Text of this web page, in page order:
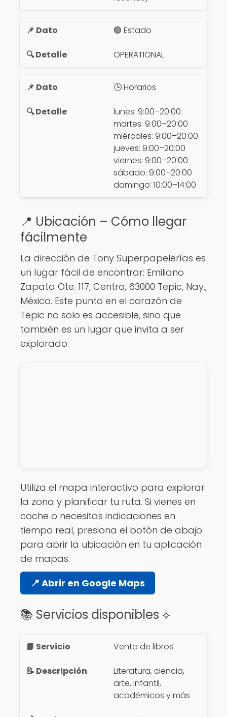
🟢 Estado
OPERATIONAL
🕒 Horarios
lunes: 9:00–20:00
martes: 9:00–20:00
miércoles: 9:00–20:00
jueves: 9:00–20:00
viernes: 9:00–20:00
sábado: 9:00–20:00
domingo: 10:00–14:00
📍 Ubicación – Cómo llegar
fácilmente
La dirección de Tony Superpapelerías es
un lugar fácil de encontrar: Emiliano
Zapata Ote. 117, Centro, 63000 Tepic, Nay.,
México. Este punto en el corazón de
Tepic no solo es accesible, sino que
también es un lugar que invita a ser
explorado.
Utiliza el mapa interactivo para explorar
la zona y planificar tu ruta. Si vienes en
coche o necesitas indicaciones en
tiempo real, presiona el botón de abajo
para abrir la ubicación en tu aplicación
de mapas.
📍 Abrir en Google Maps
📚 Servicios disponibles ⟡
Venta de libros
Literatura, ciencia,
arte, infantil,
académicos y más